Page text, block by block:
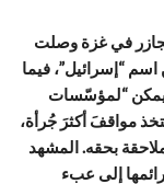
في غزة وصلت
“إسرائيل”، فيما
يمكن “لمؤسّسات
مواقفَ أكثرَ جُرأة،
بحقه. المشهد
إلى عبء